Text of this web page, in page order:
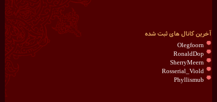
آخرین کانال های ثبت شده
Olegfoorn
RonaldDop
SherryMeern
Rosserial_Viold
Phyllismub